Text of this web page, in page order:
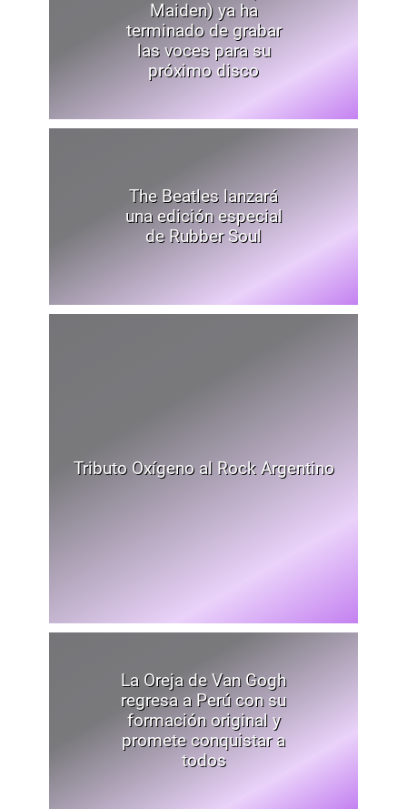
Maiden) ya ha
terminado de grabar
las voces para su
próximo disco
The Beatles lanzará
una edición especial
de Rubber Soul
Tributo Oxígeno al Rock Argentino
La Oreja de Van Gogh
regresa a Perú con su
formación original y
promete conquistar a
todos